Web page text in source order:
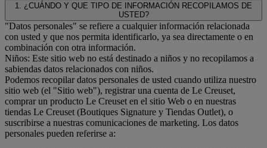
1. ¿CUÁNDO Y QUE TIPO DE INFORMACIÓN RECOPILAMOS DE
USTED?
"Datos personales" se refiere a cualquier información relacionada
con usted y que nos permita identificarlo, ya sea directamente o en
combinación con otra información.
Niños: Este sitio web no está destinado a niños y no recopilamos a
sabiendas datos relacionados con niños.
Podemos recopilar datos personales de usted cuando utiliza nuestro
sitio web (el "Sitio web"), registrar una cuenta de Le Creuset,
comprar un producto Le Creuset en el sitio Web o en nuestras
tiendas Le Creuset (Boutiques Signature y Tiendas Outlet), o
suscribirse a nuestras comunicaciones de marketing. Los datos
personales pueden referirse a: